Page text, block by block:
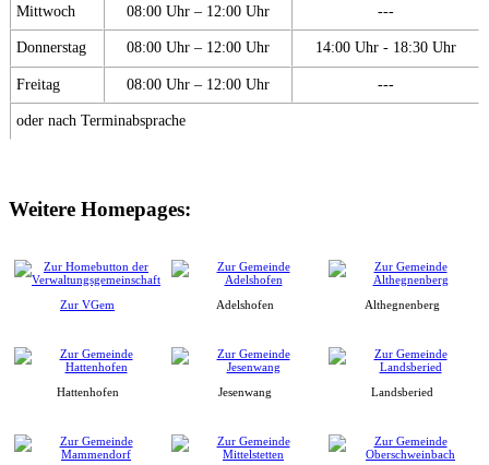
Mittwoch 08:00 Uhr – 12:00 Uhr ---
Donnerstag 08:00 Uhr – 12:00 Uhr 14:00 Uhr - 18:30 Uhr
Freitag 08:00 Uhr – 12:00 Uhr ---
oder nach Terminabsprache
Weitere Homepages:
Zur VGem Adelshofen Althegnenberg
Hattenhofen Jesenwang Landsberied